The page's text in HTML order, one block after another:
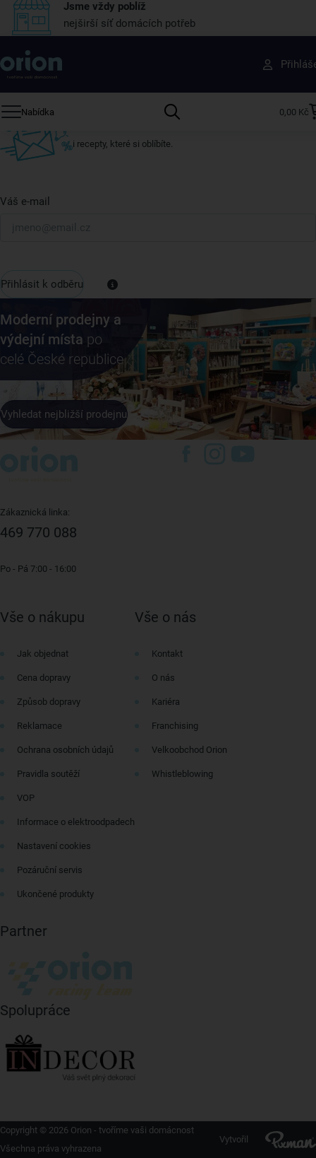
Jsme vždy poblíž
nejširší síť domácích potřeb
Nabídka 0,00 Kč
Získejte rady, recepty a tipy na slevy dřív než
ostatní
Přihlaste se k odběru našeho newsletteru.
i recepty, které si oblíbíte.
Váš e-mail
Přihlásit k odběru
Moderní prodejny a
výdejní místa po
celé České republice
Vyhledat nejbližší prodejnu
Zákaznická linka:
469 770 088
Po - Pá 7:00 - 16:00
Vše o nákupu
Jak objednat
Cena dopravy
Způsob dopravy
Reklamace
Ochrana osobních údajů
Pravidla soutěží
VOP
Informace o elektroodpadech
Nastavení cookies
Pozáruční servis
Ukončené produkty
Vše o nás
Kontakt
O nás
Kariéra
Franchising
Velkoobchod Orion
Whistleblowing
Partner
Spolupráce
Copyright © 2026 Orion - tvoříme vaši domácnost
Všechna práva vyhrazena
Vytvořil